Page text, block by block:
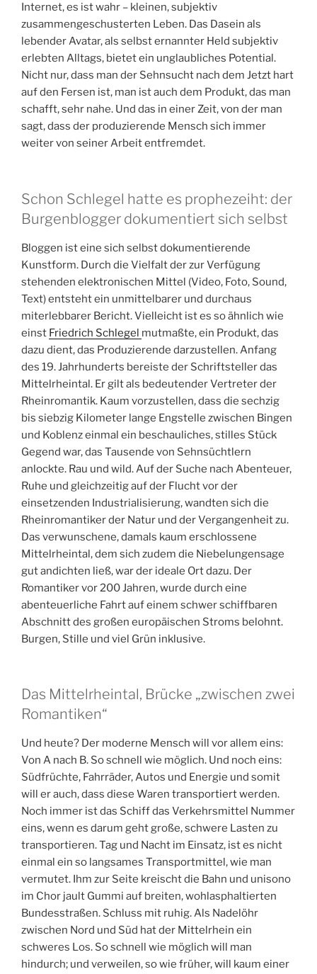
Internet, es ist wahr – kleinen, subjektiv
zusammengeschusterten Leben. Das Dasein als
lebender Avatar, als selbst ernannter Held subjektiv
erlebten Alltags, bietet ein unglaubliches Potential.
Nicht nur, dass man der Sehnsucht nach dem Jetzt hart
auf den Fersen ist, man ist auch dem Produkt, das man
schafft, sehr nahe. Und das in einer Zeit, von der man
sagt, dass der produzierende Mensch sich immer
weiter von seiner Arbeit entfremdet.
Schon Schlegel hatte es prophezeiht: der
Burgenblogger dokumentiert sich selbst
Bloggen ist eine sich selbst dokumentierende
Kunstform. Durch die Vielfalt der zur Verfügung
stehenden elektronischen Mittel (Video, Foto, Sound,
Text) entsteht ein unmittelbarer und durchaus
miterlebbarer Bericht. Vielleicht ist es so ähnlich wie
einst Friedrich Schlegel mutmaßte, ein Produkt, das
dazu dient, das Produzierende darzustellen. Anfang
des 19. Jahrhunderts bereiste der Schriftsteller das
Mittelrheintal. Er gilt als bedeutender Vertreter der
Rheinromantik. Kaum vorzustellen, dass die sechzig
bis siebzig Kilometer lange Engstelle zwischen Bingen
und Koblenz einmal ein beschauliches, stilles Stück
Gegend war, das Tausende von Sehnsüchtlern
anlockte. Rau und wild. Auf der Suche nach Abenteuer,
Ruhe und gleichzeitig auf der Flucht vor der
einsetzenden Industrialisierung, wandten sich die
Rheinromantiker der Natur und der Vergangenheit zu.
Das verwunschene, damals kaum erschlossene
Mittelrheintal, dem sich zudem die Niebelungensage
gut andichten ließ, war der ideale Ort dazu. Der
Romantiker vor 200 Jahren, wurde durch eine
abenteuerliche Fahrt auf einem schwer schiffbaren
Abschnitt des großen europäischen Stroms belohnt.
Burgen, Stille und viel Grün inklusive.
Das Mittelrheintal, Brücke „zwischen zwei
Romantiken“
Und heute? Der moderne Mensch will vor allem eins:
Von A nach B. So schnell wie möglich. Und noch eins:
Südfrüchte, Fahrräder, Autos und Energie und somit
will er auch, dass diese Waren transportiert werden.
Noch immer ist das Schiff das Verkehrsmittel Nummer
eins, wenn es darum geht große, schwere Lasten zu
transportieren. Tag und Nacht im Einsatz, ist es nicht
einmal ein so langsames Transportmittel, wie man
vermutet. Ihm zur Seite kreischt die Bahn und unisono
im Chor jault Gummi auf breiten, wohlasphaltierten
Bundesstraßen. Schluss mit ruhig. Als Nadelöhr
zwischen Nord und Süd hat der Mittelrhein ein
schweres Los. So schnell wie möglich will man
hindurch; und verweilen, so wie früher, will kaum einer